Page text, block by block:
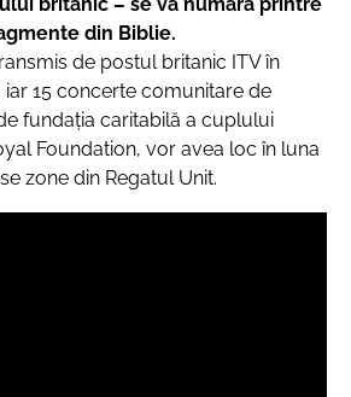
din Biblie.
de postul britanic ITV în
15 concerte comunitare de
fundația caritabilă a cuplului
Foundation, vor avea loc în luna
zone din Regatul Unit.